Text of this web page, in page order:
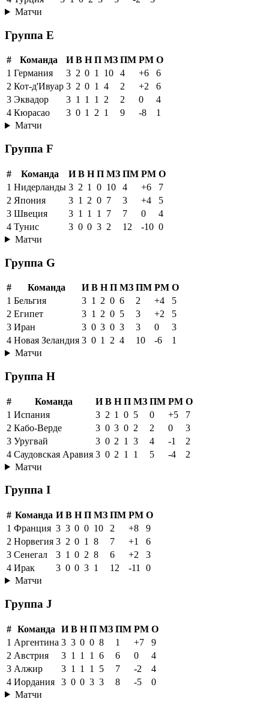
Матчи
Группа E
# Команда И В Н П МЗ ПМ РМ О
1 Германия 3 2 0 1 10 4 +6
6
2 Кот-д'Ивуар 3 2 0 1 4 2 +2
6
3 Эквадор 3 1 1 1 2 2 0
4
4 Кюрасао 3 0 1 2 1 9 -8
1
Матчи
Группа F
# Команда И В Н П МЗ ПМ РМ О
1 Нидерланды 3 2 1 0 10 4 +6
7
2 Япония 3 1 2 0 7 3 +4
5
3 Швеция 3 1 1 1 7 7 0
4
4 Тунис 3 0 0 3 2 12 -10 0
Матчи
Группа G
# Команда И В Н П МЗ ПМ РМ О
1 Бельгия 3 1 2 0 6 2 +4
5
2 Египет 3 1 2 0 5 3 +2
5
3 Иран 3 0 3 0 3 3 0
3
4 Новая Зеландия 3 0 1 2 4 10 -6
1
Матчи
Группа H
# Команда И В Н П МЗ ПМ РМ О
1 Испания 3 2 1 0 5 0 +5
7
2 Кабо-Верде 3 0 3 0 2 2 0
3
3 Уругвай 3 0 2 1 3 4 -1
2
4 Саудовская Аравия 3 0 2 1 1 5 -4
2
Матчи
Группа I
# Команда И В Н П МЗ ПМ РМ О
1 Франция 3 3 0 0 10 2 +8
9
2 Норвегия 3 2 0 1 8 7 +1
6
3 Сенегал 3 1 0 2 8 6 +2
3
4 Ирак 3 0 0 3 1 12 -11
0
Матчи
Группа J
# Команда И В Н П МЗ ПМ РМ О
1 Аргентина 3 3 0 0 8 1 +7
9
2 Австрия 3 1 1 1 6 6 0
4
3 Алжир 3 1 1 1 5 7 -2
4
4 Иордания 3 0 0 3 3 8 -5
0
Матчи